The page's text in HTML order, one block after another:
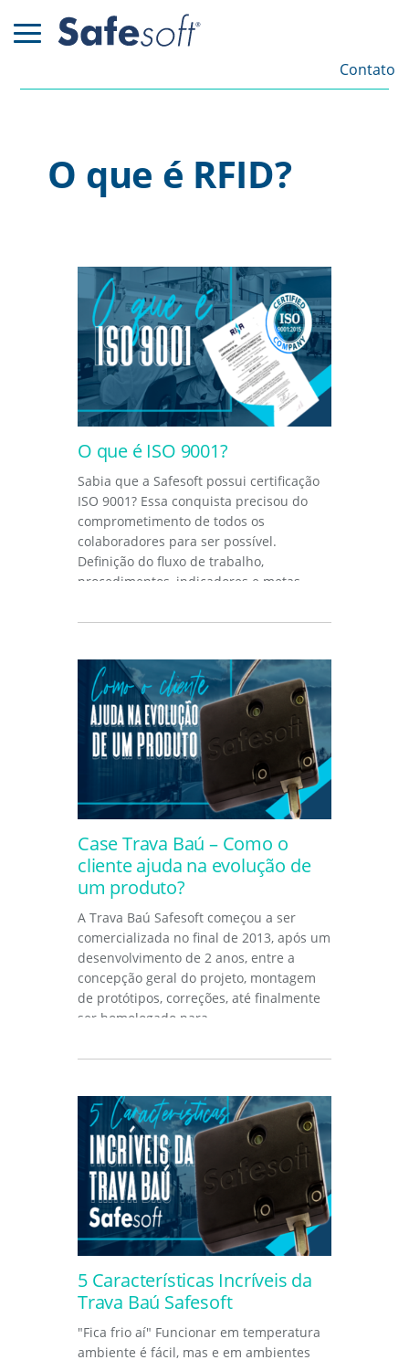
Contato
O que é RFID?
O que é ISO 9001?
Sabia que a Safesoft possui certificação
ISO 9001? Essa conquista precisou do
comprometimento de todos os
colaboradores para ser possível.
Definição do fluxo de trabalho,
procedimentos, indicadores e metas.
Case Trava Baú – Como o
cliente ajuda na evolução de
um produto?
A Trava Baú Safesoft começou a ser
comercializada no final de 2013, após um
desenvolvimento de 2 anos, entre a
concepção geral do projeto, montagem
de protótipos, correções, até finalmente
ser homologado para...
5 Características Incríveis da
Trava Baú Safesoft
"Fica frio aí" Funcionar em temperatura
ambiente é fácil, mas e em ambientes